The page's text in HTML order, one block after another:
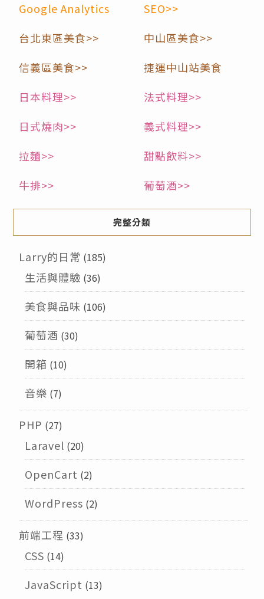
Google Analytics
SEO>>
台北東區美食>>
中山區美食>>
信義區美食>>
捷運中山站美食
日本料理>>
法式料理>>
日式燒肉>>
義式料理>>
拉麵>>
甜點飲料>>
牛排>>
葡萄酒>>
完整分類
Larry的日常 (185)
生活與體驗 (36)
美食與品味 (106)
葡萄酒 (30)
開箱 (10)
音樂 (7)
PHP (27)
Laravel (20)
OpenCart (2)
WordPress (2)
前端工程 (33)
CSS (14)
JavaScript (13)